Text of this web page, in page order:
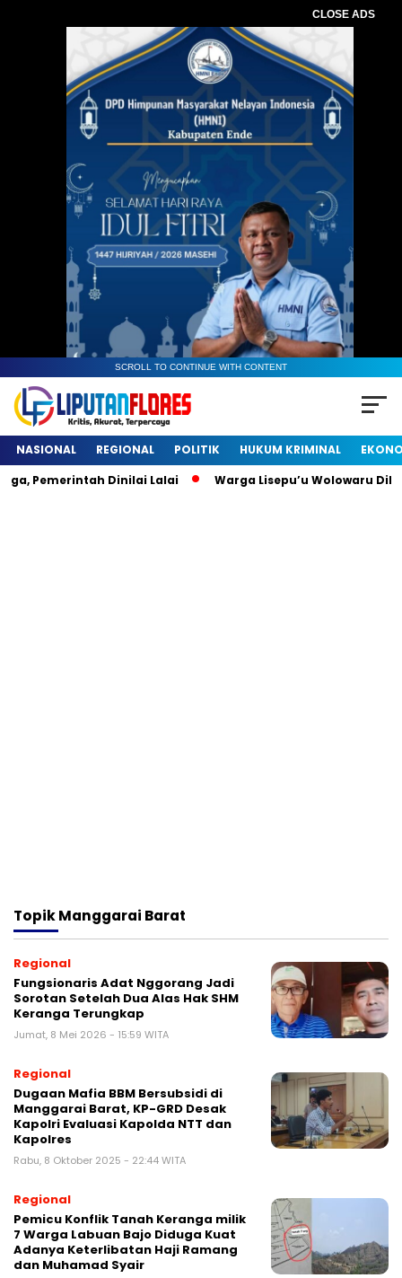
CLOSE ADS
SCROLL TO CONTINUE WITH CONTENT
NASIONAL REGIONAL POLITIK HUKUM KRIMINAL
Pemerintah Dinilai Lalai
Warga Lisepu’u Wolowaru
TopikManggarai Barat
Regional
Fungsionaris Adat Nggorang Jadi
Sorotan Setelah Dua Alas Hak SHM
Keranga Terungkap
Jumat, 8 Mei 2026 - 15:59 WITA
Regional
Dugaan Mafia BBM Bersubsidi di
Manggarai Barat, KP-GRD Desak
Kapolri Evaluasi Kapolda NTT dan
Kapolres
Rabu, 8 Oktober 2025 - 22:44 WITA
Regional
Pemicu Konflik Tanah Keranga milik
7 Warga Labuan Bajo Diduga Kuat
Adanya Keterlibatan Haji Ramang
dan Muhamad Syair